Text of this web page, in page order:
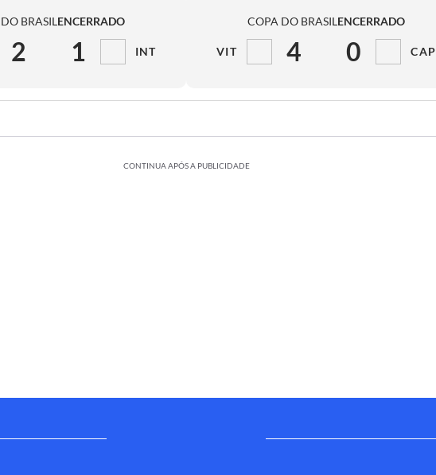
BRASILENCERRADO
2 1 INT
COPA DO BRASILENCERRADO
VIT 4 0 CAP
CONTINUA APÓS A PUBLICIDADE